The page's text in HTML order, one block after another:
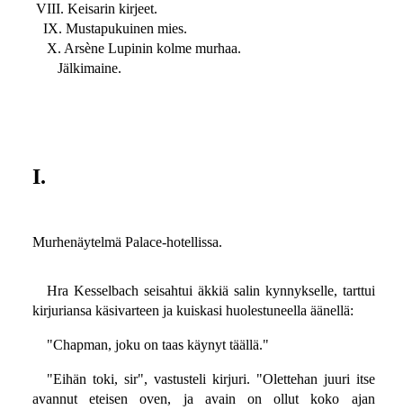
VIII. Keisarin kirjeet.
IX. Mustapukuinen mies.
X. Arsène Lupinin kolme murhaa.
Jälkimaine.
I.
Murhenäytelmä Palace-hotellissa.
Hra Kesselbach seisahtui äkkiä salin kynnykselle, tarttui
kirjuriansa käsivarteen ja kuiskasi huolestuneella äänellä:
"Chapman, joku on taas käynyt täällä."
"Eihän toki, sir", vastusteli kirjuri. "Olettehan juuri itse
avannut eteisen oven, ja avain on ollut koko ajan